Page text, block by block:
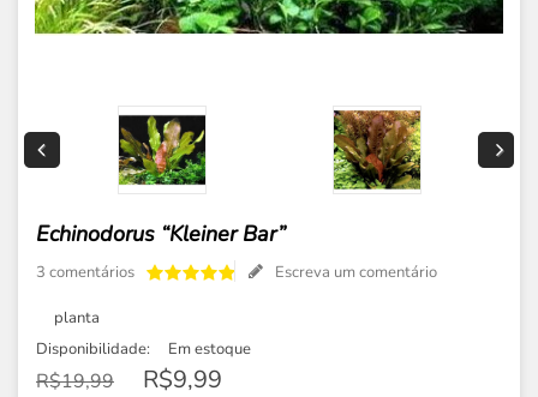
Echinodorus “Kleiner Bar”
3 comentários Escreva um comentário
planta
Disponibilidade:
Em estoque
R$19,99 R$9,99